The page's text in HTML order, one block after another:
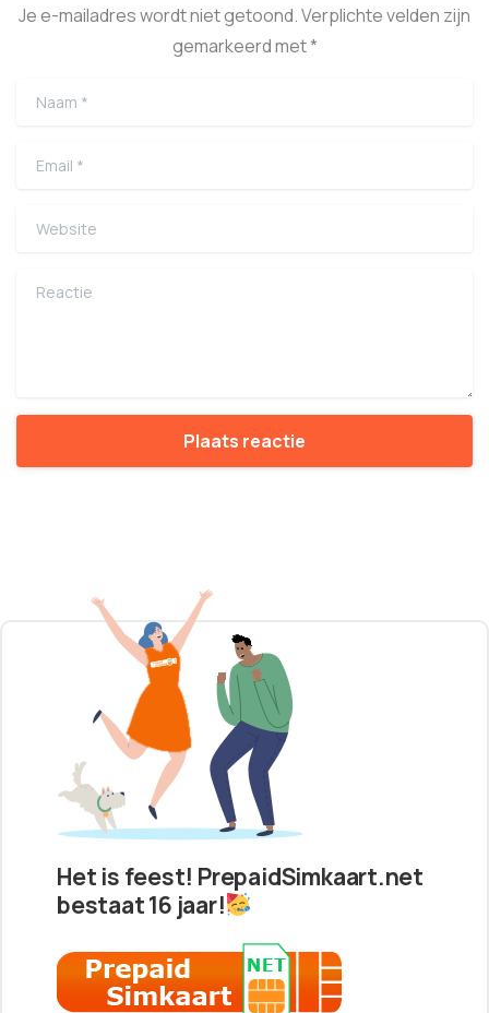
Je e-mailadres wordt niet getoond. Verplichte velden zijn
gemarkeerd met *
Naam
Email
Website
Reactie
Het is feest! PrepaidSimkaart.net
bestaat 16 jaar!